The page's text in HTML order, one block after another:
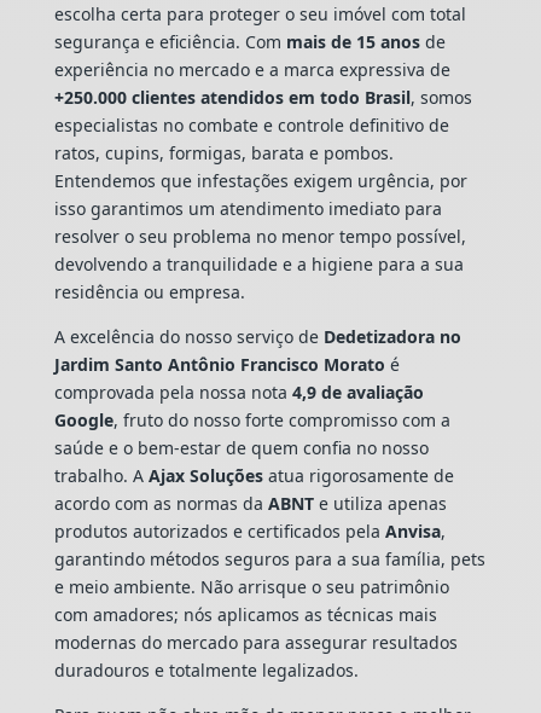
escolha certa para proteger o seu imóvel com total
segurança e eficiência. Com mais de 15 anosde
experiência no mercado e a marca expressiva de
+250.000 clientes atendidos em todo Brasil, somos
especialistas no combate e controle definitivo de
ratos, cupins, formigas, barata e pombos.
Entendemos que infestações exigem urgência, por
isso garantimos um atendimento imediato para
resolver o seu problema no menor tempo possível,
devolvendo a tranquilidade e a higiene para a sua
residência ou empresa.
A excelência do nosso serviço de Dedetizadora no
Jardim Santo Antônio Francisco Morato é
comprovada pela nossa nota 4,9 de avaliação
Google, fruto do nosso forte compromisso com a
saúde e o bem-estar de quem confia no nosso
trabalho. A Ajax Soluçõesatua rigorosamente de
acordo com as normas da ABNTe utiliza apenas
produtos autorizados e certificados pela Anvisa,
garantindo métodos seguros para a sua família, pets
e meio ambiente. Não arrisque o seu patrimônio
com amadores; nós aplicamos as técnicas mais
modernas do mercado para assegurar resultados
duradouros e totalmente legalizados.